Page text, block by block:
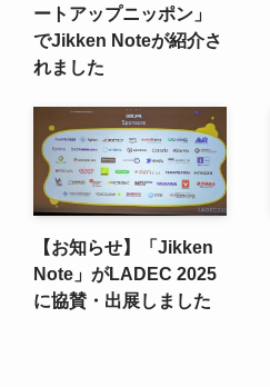
ートアップニッポン」
でJikken Noteが紹介さ
れました
【お知らせ】「Jikken
Note」がLADEC 2025
に協賛・出展しました